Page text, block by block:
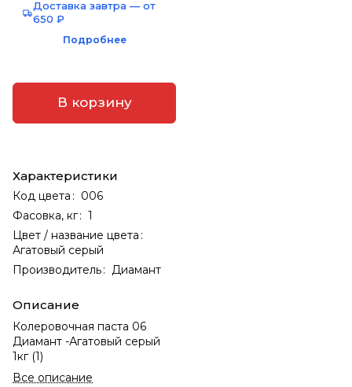
Доставка завтра — от
650 ₽
Подробнее
В корзину
Характеристики
Код цвета : 006
Фасовка, кг: 1
Цвет / название цвета :
Агатовый серый
Производитель: Диамант
Описание
Колеровочная паста 06
Диамант -Агатовый серый
1кг (1)
Все описание